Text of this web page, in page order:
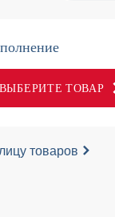
ВЫБЕРИТЕ ТОВАР
товаров